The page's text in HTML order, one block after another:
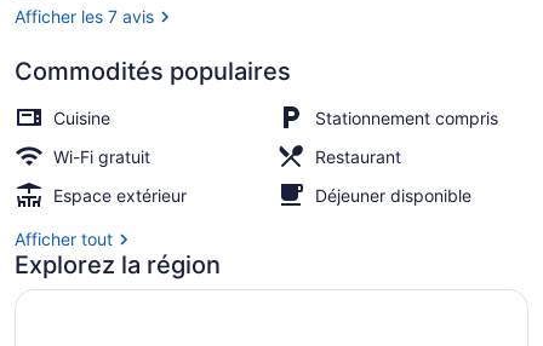
Extérieur
Afficher les 7 avis
Commodités populaires
Cuisine
Stationnement compris
Wi-Fi gratuit
Restaurant
Espace extérieur
Déjeuner disponible
Afficher tout
Explorez la région